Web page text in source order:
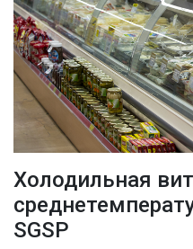
Холодильная
SGSP